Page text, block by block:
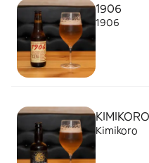
1906
1906
KIMIKORO
Kimikoro